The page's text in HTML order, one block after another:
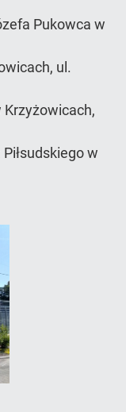
Pukowca w
ul.
Krzyżowicach,
w